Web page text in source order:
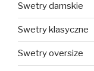
Swetry damskie
Swetry klasyczne
Swetry oversize